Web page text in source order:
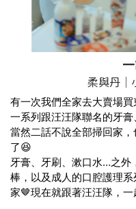
柔與丹｜
有一次我們全家去大賣場
一系列跟汪汪隊聯名的牙
當然二話不說全部掃回家
了😆
牙膏、牙刷、漱口水…之外
棒，以及成人的口腔護理
家🤎現在就跟著汪汪隊，